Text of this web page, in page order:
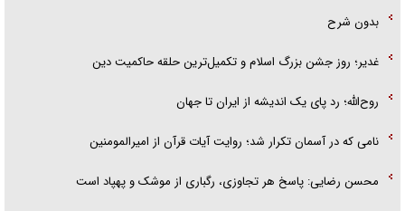
بدون شرح
غدیر؛ روز جشن بزرگ اسلام و تکمیل‌ترین حلقه حاکمیت دین
روح‌الله؛ رد پای یک اندیشه از ایران تا جهان
نامی که در آسمان تکرار شد؛ روایت آیات قرآن از امیرالمومنین
محسن رضایی: پاسخ هر تجاوزی، رگباری از موشک و پهپاد است